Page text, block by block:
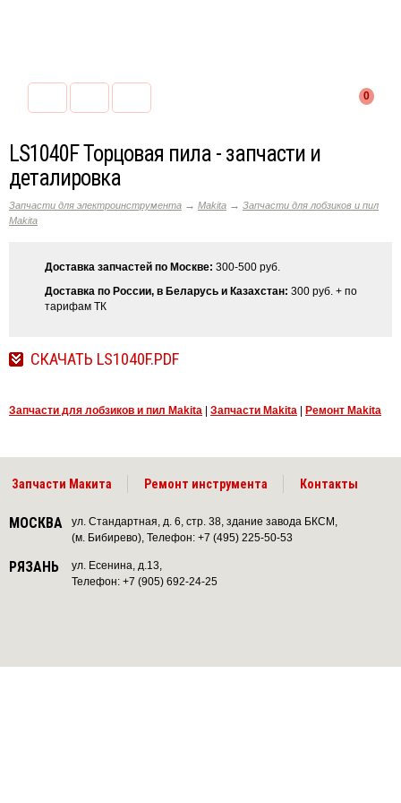
0
LS1040F Торцовая пила - запчасти и
деталировка
Запчасти для электроинструмента → Makita → Запчасти для лобзиков и пил
Makita
Доставка запчастей по Москве: 300-500 руб.
Доставка по России, в Беларусь и Казахстан: 300 руб. + по
тарифам ТК
СКАЧАТЬ LS1040F.PDF
Запчасти для лобзиков и пил Makita Запчасти Makita Ремонт Makita
Запчасти Макита Ремонт инструмента Контакты
МОСКВА
ул. Стандартная, д. 6, стр. 38, здание завода БКСМ,
(м. Бибирево), Телефон: +7 (495) 225-50-53
РЯЗАНЬ
ул. Есенина, д.13,
Телефон: +7 (905) 692-24-25